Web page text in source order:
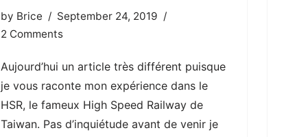
by Brice
September 24, 2019
2 Comments
Aujourd’hui un article très différent puisque
je vous raconte mon expérience dans le
HSR, le fameux High Speed Railway de
Taiwan. Pas d’inquiétude avant de venir je